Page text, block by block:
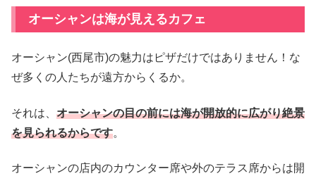
オーシャンは海が見えるカフェ
オーシャン(西尾市)の魅力はピザだけではありません！な
ぜ多くの人たちが遠方からくるか。
それは、 オーシャンの目の前には海が開放的に広がり絶景
を見られるからです。
オーシャンの店内のカウンター席や外のテラス席からは開